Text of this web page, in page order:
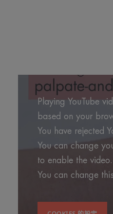
Playing YouTube
based on your
You have rejected
You can change
to enable the video.
You can change